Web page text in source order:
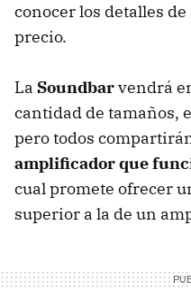
conocer los detalles
precio.
La Soundbarvendrá
cantidad de tamaños,
pero todos
amplificador que
cual promete ofrecer
superior a la de un